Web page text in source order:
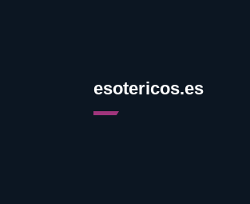
esotericos.es